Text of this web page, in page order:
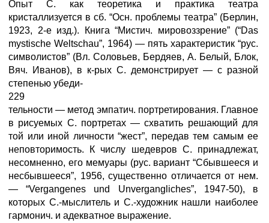
Опыт С. как теоретика и практика театра
кристаллизуется в сб. “Осн. проблемы театра” (Берлин,
1923, 2-е изд.). Книга “Мистич. мировоззрение” (“Das
mystische Weltschau”, 1964) — пять характеристик “рус.
символистов” (Вл. Соловьев, Бердяев, А. Белый, Блок,
Вяч. Иванов), в к-рых С. демонстрирует — с разной
степенью убеди-
229
тельности — метод эмпатич. портретирования. Главное
в рисуемых С. портретах — схватить решающий для
той или иной личности “жест”, передав тем самым ее
неповторимость. К числу шедевров С. принадлежат,
несомненно, его мемуары (рус. вариант “Сбывшееся и
несбывшееся”, 1956, существенно отличается от нем.
— “Vergangenes und Unvergangliches”, 1947-50), в
которых С.-мыслитель и С.-художник нашли наиболее
гармонич. и адекватное выражение.